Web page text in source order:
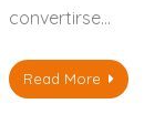
convertirse…
Read More